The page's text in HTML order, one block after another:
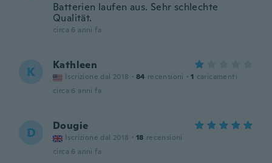
Batterien laufen aus. Sehr schlechte
Qualität.
circa 6 anni fa
K Kathleen
Iscrizione dal 2018 · 84 recensioni · 1 caricamenti
circa 6 anni fa
D Dougie
Iscrizione dal 2018 · 18 recensioni
circa 6 anni fa